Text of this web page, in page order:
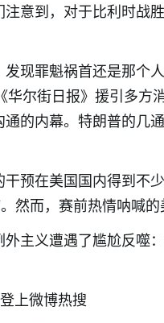
意到，对于比利时战
发现罪魁祸首还是那
华尔街日报》援引多方
的内幕。特朗普的几
预在美国国内得到不
然而，赛前热情呐喊的
主义遭遇了尴尬反噬
上微博热搜